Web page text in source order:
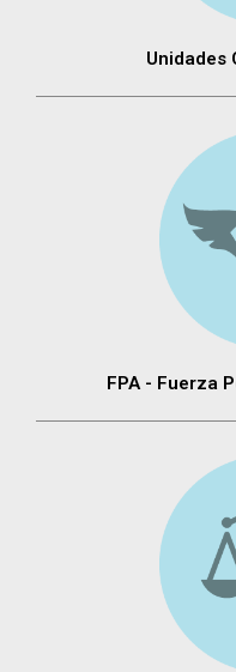
Unidades
FPA - Fuerza